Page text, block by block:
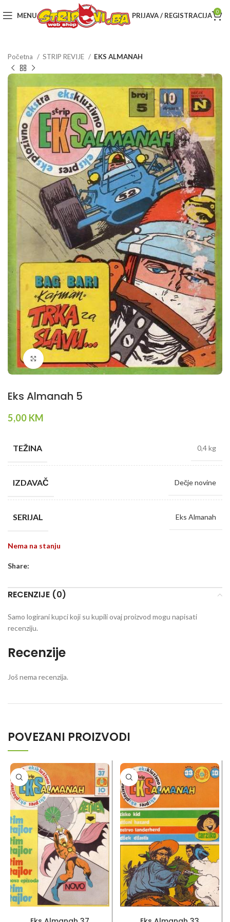
MENU PRIJAVA / REGISTRACIJA 0
Početna STRIP REVIJE EKS ALMANAH
Klikni da povečaš
Eks Almanah 5
5,00 KM
TEŽINA 0,4 kg
IZDAVAČ Dečje novine
SERIJAL Eks Almanah
Nema na stanju
Share:
RECENZIJE (0)
Recenzije
Još nema recenzija.
Samo logirani kupci koji su kupili ovaj proizvod mogu napisati
recenziju.
POVEZANI PROIZVODI